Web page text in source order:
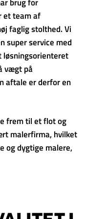
et team af
faglig stolthed. Vi
super service med
vægt på
aftale er derfor en
frem til et flot og
malerfirma, hvilket
og dygtige malere,